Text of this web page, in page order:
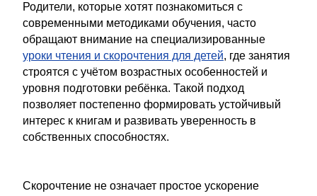
Родители, которые хотят познакомиться с
современными методиками обучения, часто
обращают внимание на специализированные
уроки чтения и скорочтения для детей, где занятия
строятся с учётом возрастных особенностей и
уровня подготовки ребёнка. Такой подход
позволяет постепенно формировать устойчивый
интерес к книгам и развивать уверенность в
собственных способностях.
Скорочтение не означает простое ускорение